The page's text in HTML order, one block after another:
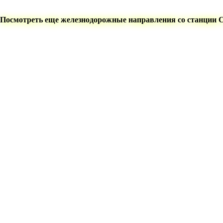
Посмотреть еще железнодорожные направления со станции